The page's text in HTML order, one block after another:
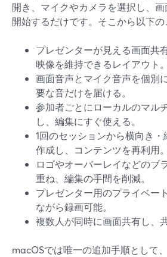
開き、マイクやカメラを選択し、
開始するだけです。そこから以下の
プレゼンターが見える画面共
映像を維持できるレイアウト。
画面音声とマイク音声を個別
要な音だけを届ける。
参加者ごとにローカルのマル
し、編集にすぐ使える。
1回のセッションから横向き
作成し、コンテンツを再利用。
ロゴやオーバーレイなどのブ
重ね、編集の手間を削減。
プレゼンター用のプライベー
ながら録画可能。
複数人が同時に画面共有し、
macOSでは唯一の追加手順として